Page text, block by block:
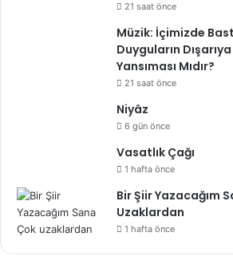
21 saat önce
Müzik: İçimizde
Duyguların
Yansıması Mıdır?
21 saat önce
Niyâz
6 gün önce
Vasatlık Çağı
1 hafta önce
Bir Şiir Yazacağım
Uzaklardan
1 hafta önce